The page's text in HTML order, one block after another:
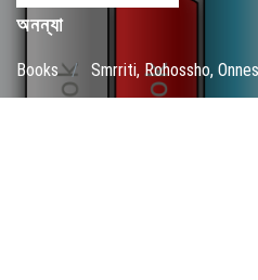
অনন্যা
Books / Smrriti, Rohossho,